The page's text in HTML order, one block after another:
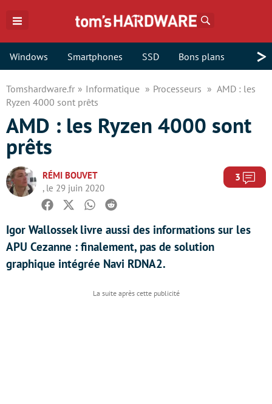
Windows Smartphones SSD Bons plans >
Tomshardware.fr Informatique Processeurs
AMD : les
Ryzen 4000 sont prêts
AMD : les Ryzen 4000 sont
prêts
RÉMI BOUVET
, le 29 juin 2020
3
Facebook
TwitterWhatsapp
Reddit
Igor Wallossek livre aussi des informations sur les
APU Cezanne : finalement, pas de solution
graphique intégrée Navi RDNA2.